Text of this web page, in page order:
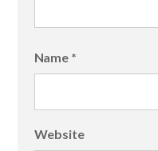
Name *
Website